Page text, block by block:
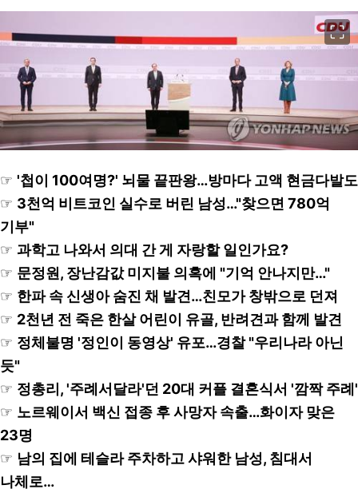
☞ '첩이 100여명?' 뇌물 끝판왕…방마다 고액 현금다발도
☞ 3천억 비트코인 실수로 버린 남성…"찾으면 780억
기부"
☞ 과학고 나와서 의대 간 게 자랑할 일인가요?
☞ 문정원, 장난감값 미지불 의혹에 "기억 안나지만…"
☞ 한파 속 신생아 숨진 채 발견…친모가 창밖으로 던져
☞ 2천년 전 죽은 한살 어린이 유골, 반려견과 함께 발견
☞ 정체불명 '정인이 동영상' 유포…경찰 "우리나라 아닌
듯"
☞ 정총리, '주례서달라'던 20대 커플 결혼식서 '깜짝 주례'
☞ 노르웨이서 백신 접종 후 사망자 속출…화이자 맞은
23명
☞ 남의 집에 테슬라 주차하고 샤워한 남성, 침대서
나체로…